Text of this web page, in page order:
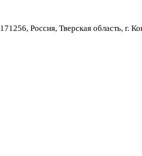
171256, Россия, Тверская область, г.